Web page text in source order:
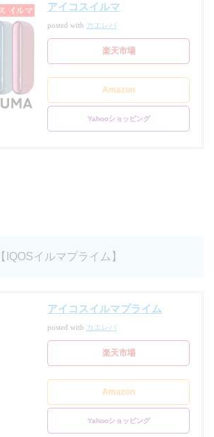
アイコスイルマ
posted with カエレバ
楽天市場
Amazon
Yahooショッピング
【IQOSイルマプライム】
アイコスイルマプライム
posted with カエレバ
楽天市場
Amazon
Yahooショッピング